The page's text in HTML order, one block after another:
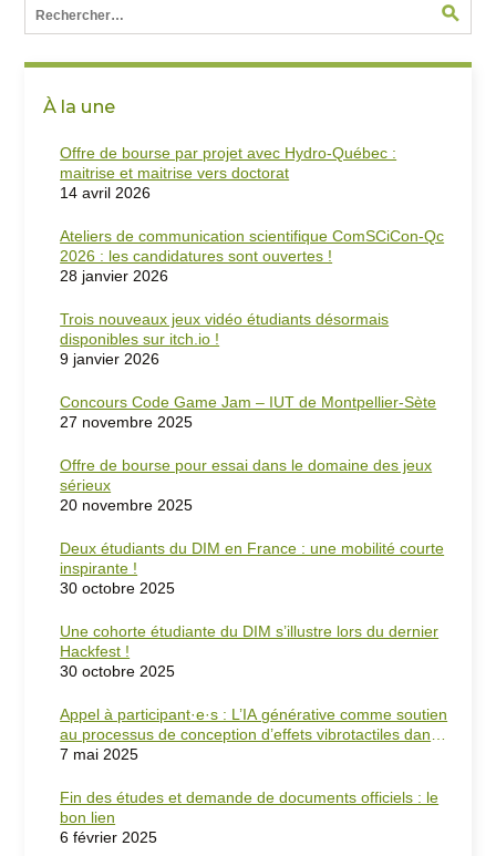
À la une
Offre de bourse par projet avec Hydro-Québec :
maitrise et maitrise vers doctorat
14 avril 2026
Ateliers de communication scientifique ComSCiCon-Qc
2026 : les candidatures sont ouvertes !
28 janvier 2026
Trois nouveaux jeux vidéo étudiants désormais
disponibles sur itch.io !
9 janvier 2026
Concours Code Game Jam – IUT de Montpellier-Sète
27 novembre 2025
Offre de bourse pour essai dans le domaine des jeux
sérieux
20 novembre 2025
Deux étudiants du DIM en France : une mobilité courte
inspirante !
30 octobre 2025
Une cohorte étudiante du DIM s’illustre lors du dernier
Hackfest !
30 octobre 2025
Appel à participant·e·s : L’IA générative comme soutien
au processus de conception d’effets vibrotactiles dans
les jeux vidéo
7 mai 2025
Fin des études et demande de documents officiels : le
bon lien
6 février 2025